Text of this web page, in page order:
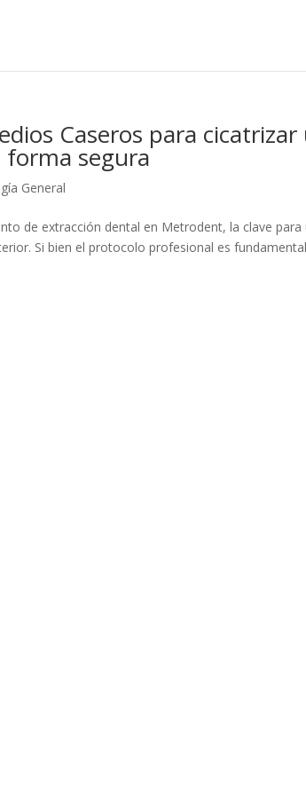
Caseros para cicatrizar
forma segura
General
de extracción dental en Metrodent, la clave
Si bien el protocolo profesional es